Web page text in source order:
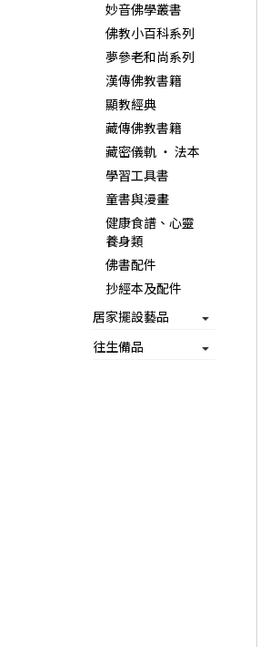
妙音佛學叢書
佛教小百科系列
夢參老和尚系列
漢傳佛教書籍
顯教經典
藏傳佛教書籍
藏密儀軌 ‧ 法本
學習工具書
童書與漫畫
健康食譜、心靈
養身類
佛書配件
抄經本及配件
居家擺設藝品
往生備品